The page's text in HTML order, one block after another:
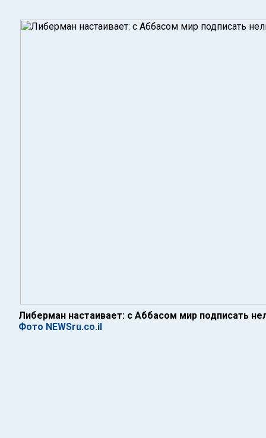
Либерман настаивает: с Аббасом мир подписать
Фото NEWSru.co.il